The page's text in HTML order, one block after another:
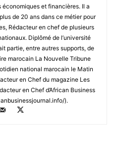
et financières. Il a
de 20 ans dans ce métier pour
Rédacteur en chef de plusieurs
Diplômé de l’université
partie, entre autres supports, de
marocain La Nouvelle Tribune
national marocain le Matin
en Chef du magazine Les
en Chef d’African Business
).